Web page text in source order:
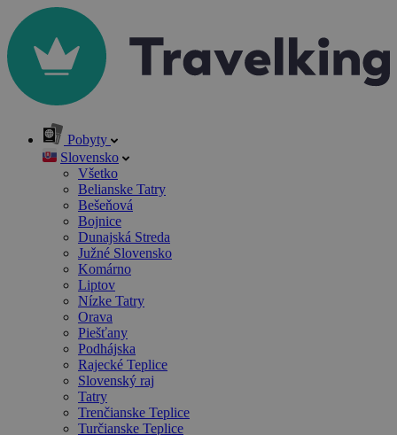
Pobyty
Slovensko
Všetko
Belianske Tatry
Bešeňová
Bojnice
Dunajská Streda
Južné Slovensko
Komárno
Liptov
Nízke Tatry
Orava
Piešťany
Podhájska
Rajecké Teplice
Slovenský raj
Tatry
Trenčianske Teplice
Turčianske Teplice